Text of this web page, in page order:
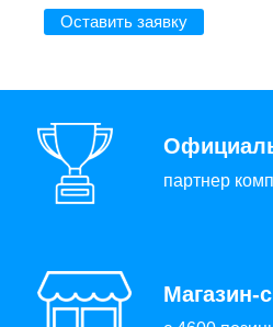
Оставить заявку
партнер
Магазин-